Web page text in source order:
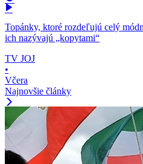
Topánky, ktoré rozdeľujú celý
ich nazývajú „kopytami“
TV JOJ
•
Včera
Najnovšie články